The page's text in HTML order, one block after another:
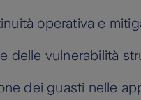
operativa e
delle vulnerabilità
dei guasti nelle